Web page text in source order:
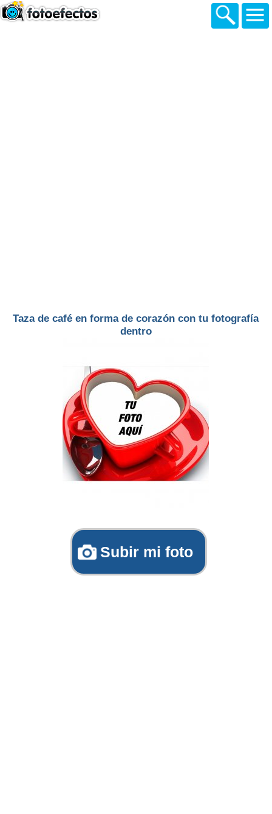
Taza de café en forma de corazón con tu fotografía
dentro
Subir mi foto